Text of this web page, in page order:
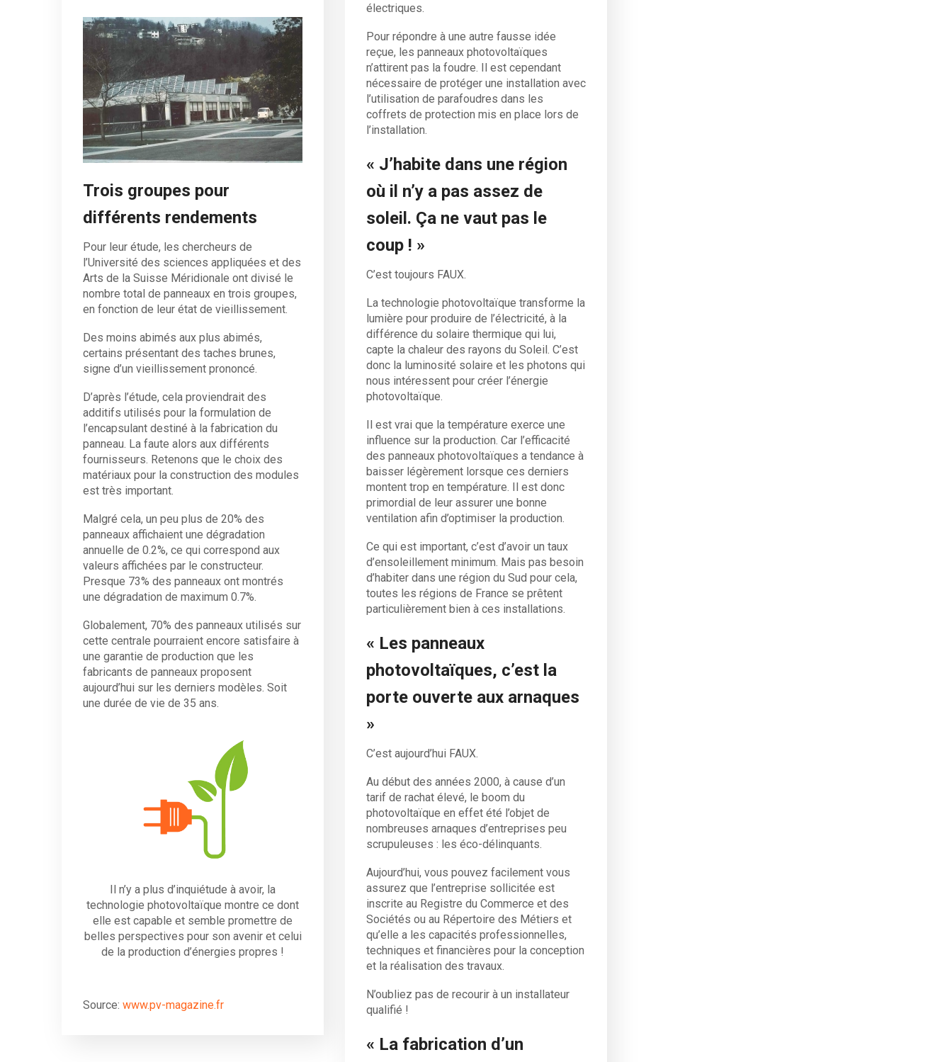
Trois groupes pour
différents rendements
Pour leur étude, les chercheurs de
l’Université des sciences appliquées et des
Arts de la Suisse Méridionale ont divisé le
nombre total de panneaux en trois groupes,
en fonction de leur état de vieillissement.
Des moins abimés aux plus abimés,
certains présentant des taches brunes,
signe d’un vieillissement prononcé.
D’après l’étude, cela proviendrait des
additifs utilisés pour la formulation de
l’encapsulant destiné à la fabrication du
panneau. La faute alors aux différents
fournisseurs. Retenons que le choix des
matériaux pour la construction des modules
est très important.
Malgré cela, un peu plus de 20% des
panneaux affichaient une dégradation
annuelle de 0.2%, ce qui correspond aux
valeurs affichées par le constructeur.
Presque 73% des panneaux ont montrés
une dégradation de maximum 0.7%.
Globalement, 70% des panneaux utilisés sur
cette centrale pourraient encore satisfaire à
une garantie de production que les
fabricants de panneaux proposent
aujourd’hui sur les derniers modèles. Soit
une durée de vie de 35 ans.
Il n’y a plus d’inquiétude à avoir, la
technologie photovoltaïque montre ce dont
elle est capable et semble promettre de
belles perspectives pour son avenir et celui
de la production d’énergies propres !
Source: www.pv-magazine.fr
électriques.
Pour répondre à une autre fausse idée
reçue, les panneaux photovoltaïques
n’attirent pas la foudre. Il est cependant
nécessaire de protéger une installation avec
l’utilisation de parafoudres dans les
coffrets de protection mis en place lors de
l’installation.
« J’habite dans une région
où il n’y a pas assez de
soleil. Ça ne vaut pas le
coup ! »
C’est toujours FAUX.
La technologie photovoltaïque transforme la
lumière pour produire de l’électricité, à la
différence du solaire thermique qui lui,
capte la chaleur des rayons du Soleil. C’est
donc la luminosité solaire et les photons qui
nous intéressent pour créer l’énergie
photovoltaïque.
Il est vrai que la température exerce une
influence sur la production. Car l’efficacité
des panneaux photovoltaïques a tendance à
baisser légèrement lorsque ces derniers
montent trop en température. Il est donc
primordial de leur assurer une bonne
ventilation afin d’optimiser la production.
Ce qui est important, c’est d’avoir un taux
d’ensoleillement minimum. Mais pas besoin
d’habiter dans une région du Sud pour cela,
toutes les régions de France se prêtent
particulièrement bien à ces installations.
« Les panneaux
photovoltaïques, c’est la
porte ouverte aux arnaques
»
C’est aujourd’hui FAUX.
Au début des années 2000, à cause d’un
tarif de rachat élevé, le boom du
photovoltaïque en effet été l’objet de
nombreuses arnaques d’entreprises peu
scrupuleuses : les éco-délinquants.
Aujourd’hui, vous pouvez facilement vous
assurez que l’entreprise sollicitée est
inscrite au Registre du Commerce et des
Sociétés ou au Répertoire des Métiers et
qu’elle a les capacités professionnelles,
techniques et financières pour la conception
et la réalisation des travaux.
N’oubliez pas de recourir à un installateur
qualifié !
« La fabrication d’un